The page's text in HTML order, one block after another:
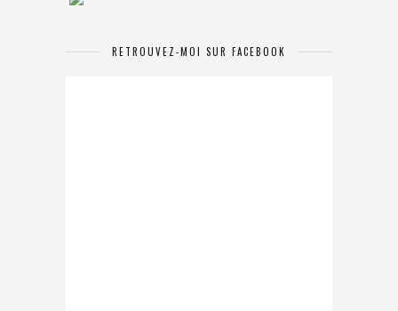
RETROUVEZ-MOI SUR FACEBOOK